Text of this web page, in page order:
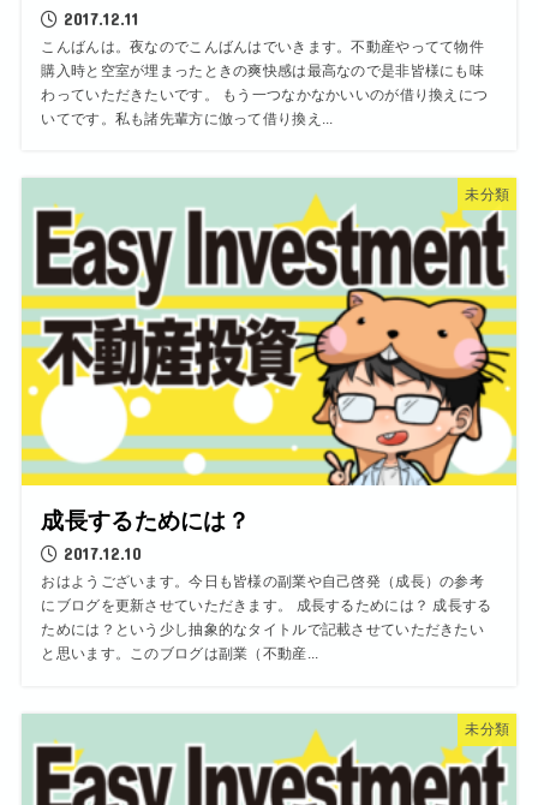
2017.12.11
こんばんは。夜なのでこんばんはでいきます。不動産やってて物件
購入時と空室が埋まったときの爽快感は最高なので是非皆様にも味
わっていただきたいです。 もう一つなかなかいいのが借り換えにつ
いてです。私も諸先輩方に倣って借り換え...
未分類
成長するためには？
2017.12.10
おはようございます。今日も皆様の副業や自己啓発（成長）の参考
にブログを更新させていただきます。 成長するためには？ 成長する
ためには？という少し抽象的なタイトルで記載させていただきたい
と思います。このブログは副業（不動産...
未分類